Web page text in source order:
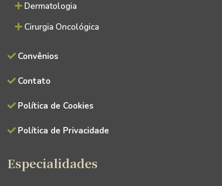
Dermatologia
Cirurgia Oncológica
Convênios
Contato
Política de Cookies
Política de Privacidade
Especialidades